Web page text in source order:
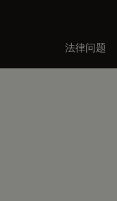
法律问题